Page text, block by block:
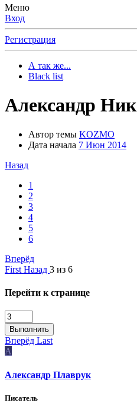
Меню
Вход
Регистрация
А так же...
Black list
Александр
Автор темы KOZMO
Дата начала 7 Июн 2014
Назад
1
2
3
4
5
6
Вперёд
First Назад 3 из 6
Перейти к странице
Выполнить
Вперёд Last
А
Александр Плаврук
Писатель